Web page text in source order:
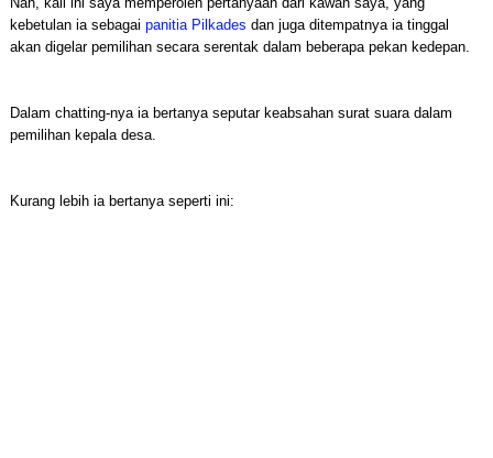
kebetulan ia sebagai panitia Pilkades dan juga ditempatnya ia tinggal
akan digelar pemilihan secara serentak dalam beberapa pekan kedepan.
Dalam chatting-nya ia bertanya seputar keabsahan surat suara dalam
pemilihan kepala desa.
Kurang lebih ia bertanya seperti ini: